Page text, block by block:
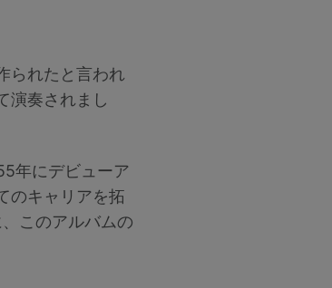
られたと言われ
演奏されまし
年にデビューア
のキャリアを拓
このアルバムの